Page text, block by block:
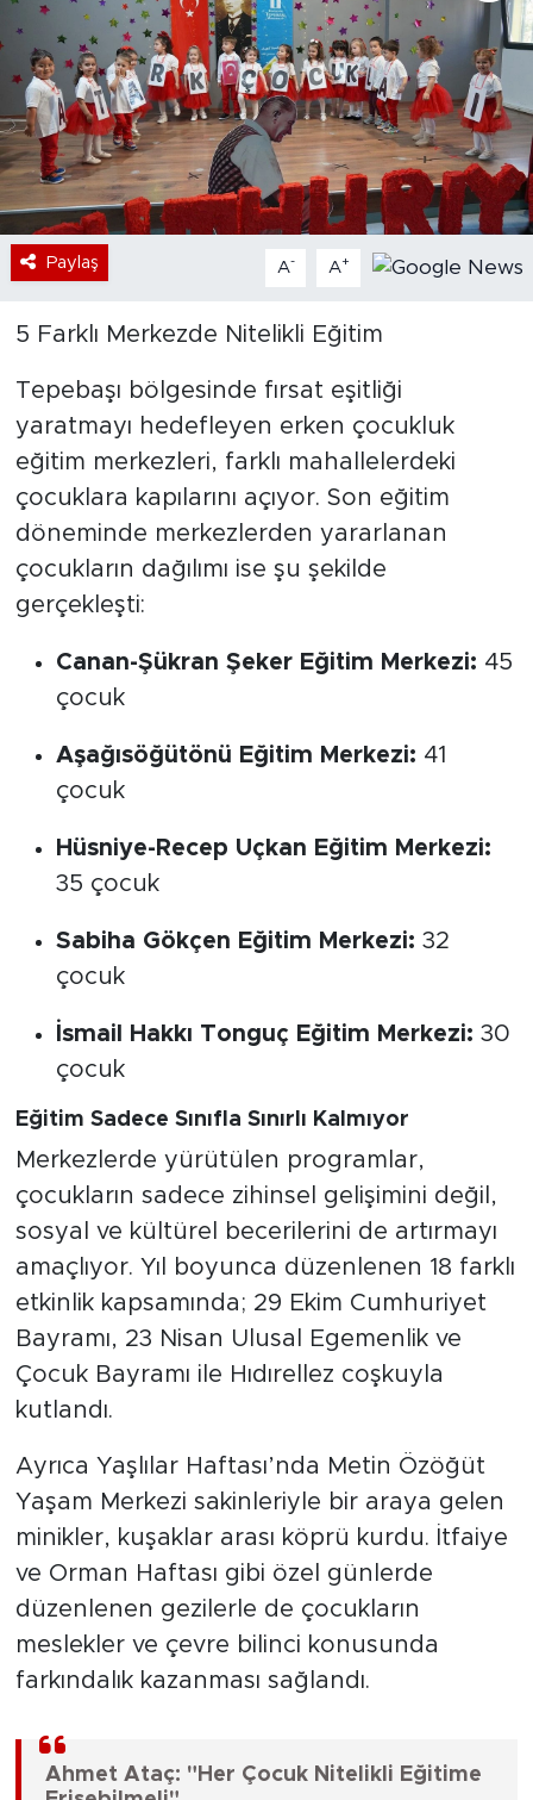
Paylaş A- A+
5 Farklı Merkezde Nitelikli Eğitim
Tepebaşı bölgesinde fırsat eşitliği
yaratmayı hedefleyen erken çocukluk
eğitim merkezleri, farklı mahallelerdeki
çocuklara kapılarını açıyor. Son eğitim
döneminde merkezlerden yararlanan
çocukların dağılımı ise şu şekilde
gerçekleşti:
Canan-Şükran Şeker Eğitim Merkezi: 45
çocuk
Aşağısöğütönü Eğitim Merkezi: 41
çocuk
Hüsniye-Recep Uçkan Eğitim Merkezi:
35 çocuk
Sabiha Gökçen Eğitim Merkezi: 32
çocuk
İsmail Hakkı Tonguç Eğitim Merkezi: 30
çocuk
Eğitim Sadece Sınıfla Sınırlı Kalmıyor
Merkezlerde yürütülen programlar,
çocukların sadece zihinsel gelişimini değil,
sosyal ve kültürel becerilerini de artırmayı
amaçlıyor. Yıl boyunca düzenlenen 18 farklı
etkinlik kapsamında; 29 Ekim Cumhuriyet
Bayramı, 23 Nisan Ulusal Egemenlik ve
Çocuk Bayramı ile Hıdırellez coşkuyla
kutlandı.
Ayrıca Yaşlılar Haftası’nda Metin Özöğüt
Yaşam Merkezi sakinleriyle bir araya gelen
minikler, kuşaklar arası köprü kurdu. İtfaiye
ve Orman Haftası gibi özel günlerde
düzenlenen gezilerle de çocukların
meslekler ve çevre bilinci konusunda
farkındalık kazanması sağlandı.
Ahmet Ataç: "Her Çocuk Nitelikli Eğitime